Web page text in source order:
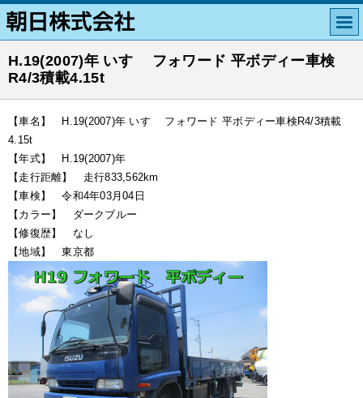
H.19(2007)年 いすゞ フォワード 平ボディー車検
R4/3積載4.15t
【車名】 H.19(2007)年 いすゞ フォワード 平ボディー車検R4/3積載
4.15t
【年式】 H.19(2007)年
【走行距離】 走行833,562km
【車検】 令和4年03月04日
【カラー】 ダークブルー
【修復歴】 なし
【地域】 東京都